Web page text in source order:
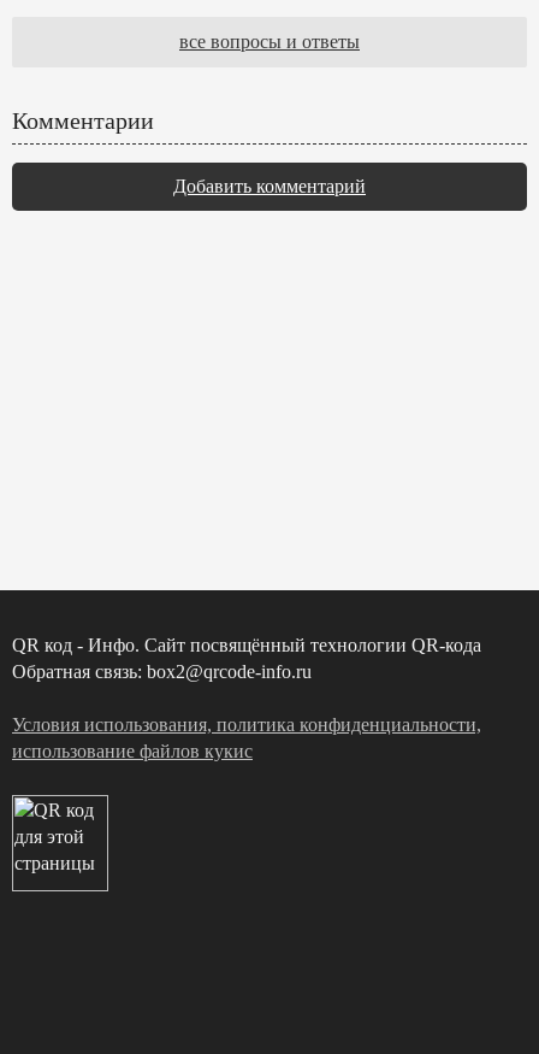
все вопросы и ответы
Комментарии
Добавить комментарий
QR код - Инфо. Сайт посвящённый технологии QR-кода
Обратная связь: box2@qrcode-info.ru
Условия использования, политика конфиденциальности,
использование файлов кукис